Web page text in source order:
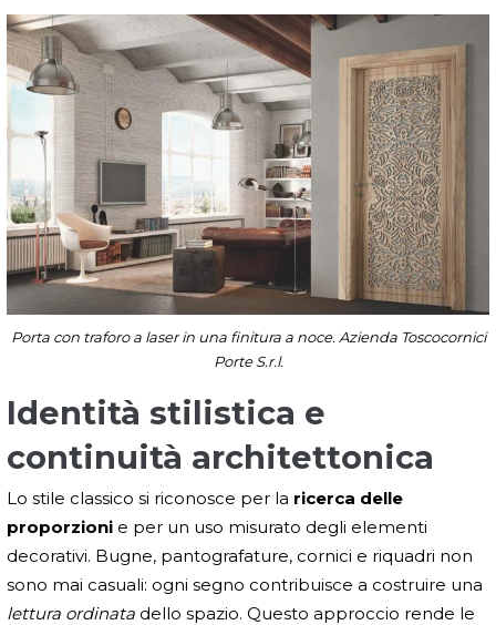
Porta con traforo a laser in una finitura a noce. Azienda Toscocornici
Porte S.r.l.
Identità stilistica e
continuità architettonica
Lo stile classico si riconosce per la ricerca delle
proporzioni e per un uso misurato degli elementi
decorativi. Bugne, pantografature, cornici e riquadri non
sono mai casuali: ogni segno contribuisce a costruire una
lettura ordinata dello spazio. Questo approccio rende le